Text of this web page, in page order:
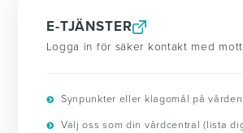
E-TJÄNSTER
Logga in för säker kontakt med
Synpunkter eller klagomål på vården
Välj oss som din vårdcentral (lista